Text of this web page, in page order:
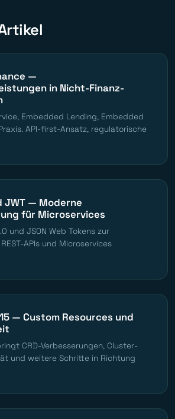
—
in Nicht-Finanz-
Embedded Lending, Embedded
API-first-Ansatz, regulatorische
JWT — Moderne
für Microservices
und JSON Web Tokens zur
APIs und Microservices
— Custom Resources und
CRD-Verbesserungen, Cluster-
und weitere Schritte in Richtung